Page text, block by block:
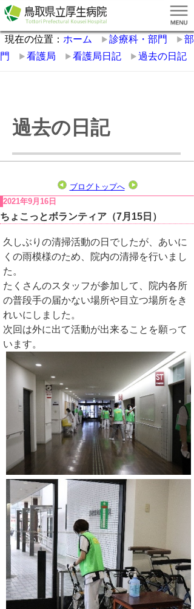
現在の位置： ホーム 診療科・部門
部
門
看護局 看護局日記 過去の日記
過去の日記
ブログトップへ
2021年9月16日
ちょこっとボランティア（7月15日）
久しぶりの清掃活動の日でしたが、あいに
くの雨模様のため、院内の清掃を行いまし
た。
たくさんのスタッフが参加して、院内各所
の普段手の届かない場所や目立つ場所をき
れいにしました。
次回は外に出て活動が出来ることを願って
います。